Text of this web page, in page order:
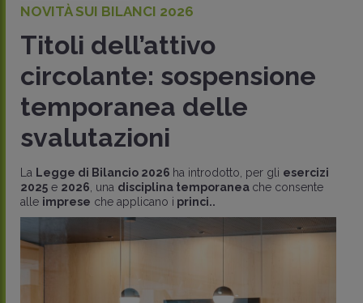
NOVITÀ SUI BILANCI 2026
Titoli dell’attivo
circolante: sospensione
temporanea delle
svalutazioni
La Legge di Bilancio 2026 ha introdotto, per gli esercizi
2025 e 2026 , una disciplina temporanea che consente
alle imprese che applicano i princi..